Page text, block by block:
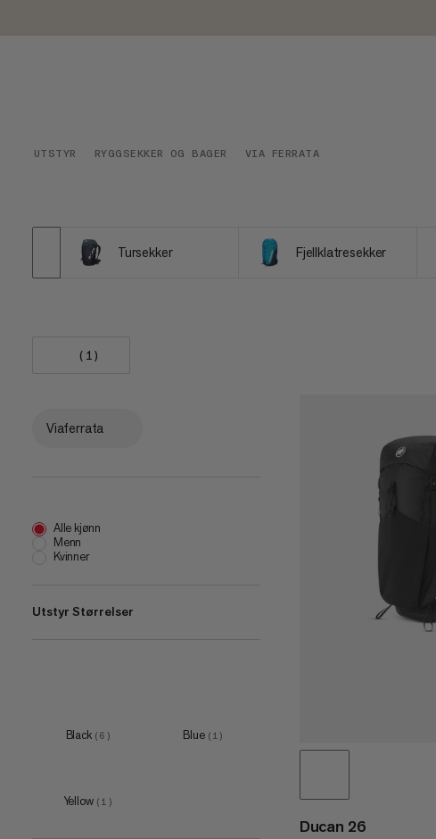
UTSTYR RYGGSEKKER OG BAGER VIA FERRATA
Tursekker Fjellklatresekker
(1)
Viaferrata
Alle kjønn
Menn
Kvinner
Utstyr Størrelser
Black ( 6 ) Blue ( 1 )
Yellow ( 1 )
Ducan 26